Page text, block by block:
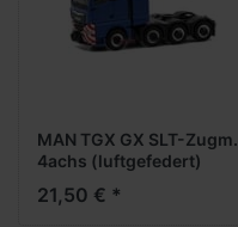
MAN TGX GX SLT-Zugm.
4achs (luftgefedert)
Schutzblech m.
21,50 € *